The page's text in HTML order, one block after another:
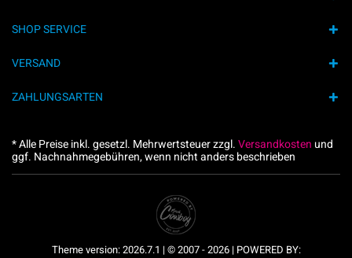
SHOP SERVICE
VERSAND
ZAHLUNGSARTEN
* Alle Preise inkl. gesetzl. Mehrwertsteuer zzgl.Versandkosten und
ggf. Nachnahmegebühren, wenn nicht anders beschrieben
Theme version: 2026.7.1 | © 2007 - 2026 | POWERED BY: